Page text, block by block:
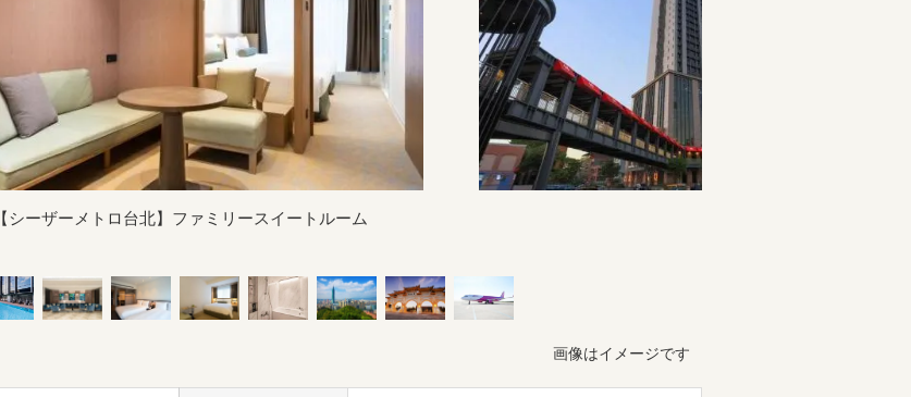
【シーザーメトロ台北】ファミリースイートルーム
画像はイメージです